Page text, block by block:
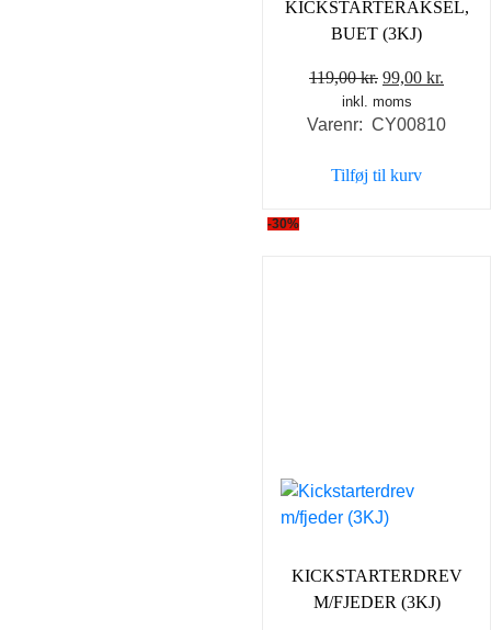
KICKSTARTERAKSEL,
BUET (3KJ)
119,00kr. Den
oprindelige
pris
119,00 kr..
99,00 kr.
pris
inkl. moms
Varenr: CY00810
Tilføj til kurv
-30%
KICKSTARTERDREV
M/FJEDER (3KJ)